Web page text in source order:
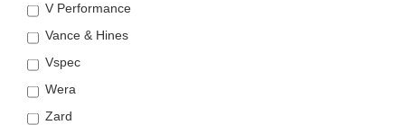
V Performance
Vance & Hines
Vspec
Wera
Zard